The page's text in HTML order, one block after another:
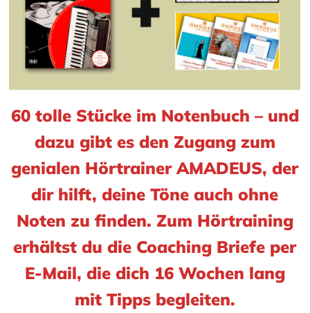
60 tolle Stücke im Notenbuch – und
dazu gibt es den Zugang zum
genialen Hörtrainer AMADEUS, der
dir hilft, deine Töne auch ohne
Noten zu finden. Zum Hörtraining
erhältst du die Coaching Briefe per
E-Mail, die dich 16 Wochen lang
mit Tipps begleiten.